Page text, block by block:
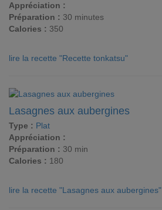
Appréciation :
Préparation : 30 minutes
Calories : 350
lire la recette "Recette tonkatsu"
Lasagnes aux aubergines
Type : Plat
Appréciation :
Préparation : 30 min
Calories : 180
lire la recette "Lasagnes aux aubergines"